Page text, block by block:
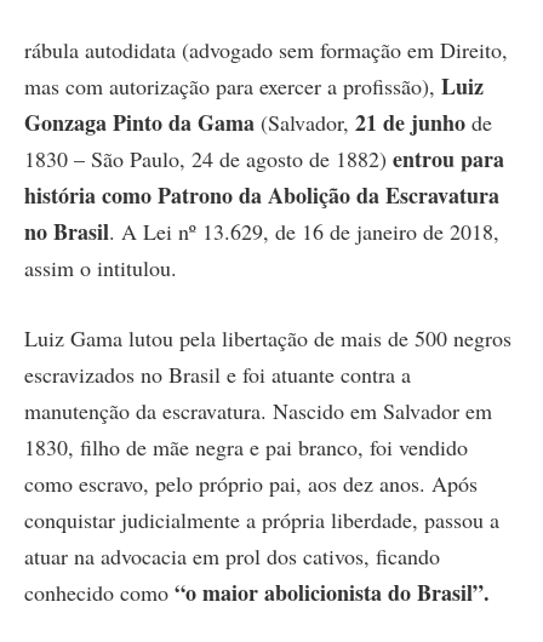
rábula autodidata (advogado sem formação em Direito,
mas com autorização para exercer a profissão), Luiz
Gonzaga Pinto da Gama (Salvador, 21 de junho de
1830 – São Paulo, 24 de agosto de 1882) entrou para
história como Patrono da Abolição da Escravatura
no Brasil. A Lei nº 13.629, de 16 de janeiro de 2018,
assim o intitulou.
Luiz Gama lutou pela libertação de mais de 500 negros
escravizados no Brasil e foi atuante contra a
manutenção da escravatura. Nascido em Salvador em
1830, filho de mãe negra e pai branco, foi vendido
como escravo, pelo próprio pai, aos dez anos. Após
conquistar judicialmente a própria liberdade, passou a
atuar na advocacia em prol dos cativos, ficando
conhecido como “o maior abolicionista do Brasil”.